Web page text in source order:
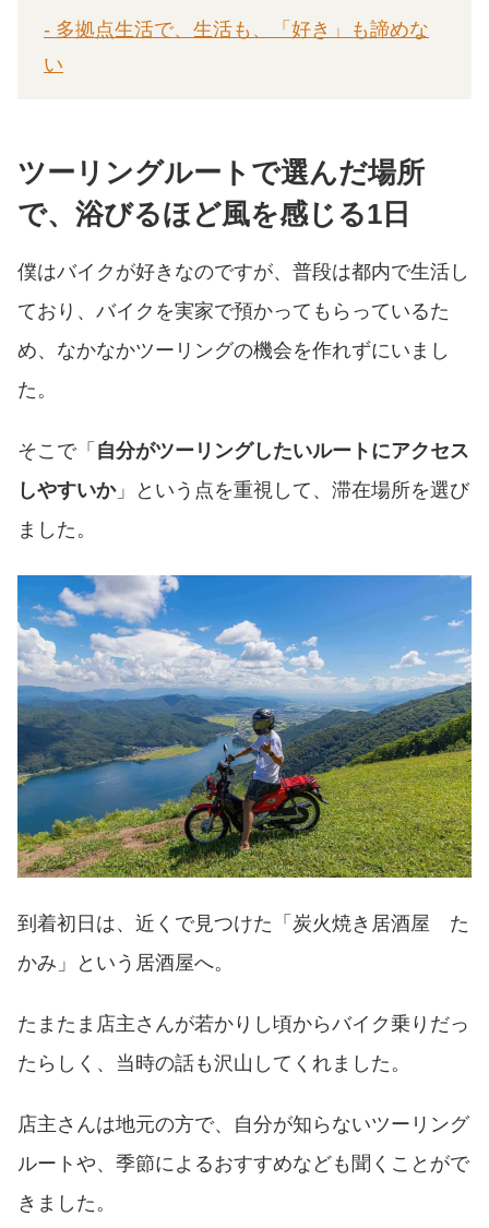
- 多拠点生活で、生活も、「好き」も諦めな
い
ツーリングルートで選んだ場所
で、浴びるほど風を感じる1日
僕はバイクが好きなのですが、普段は都内で生活し
ており、バイクを実家で預かってもらっているた
め、なかなかツーリングの機会を作れずにいまし
た。
そこで「 自分がツーリングしたいルートにアクセス
しやすいか」という点を重視して、滞在場所を選び
ました。
到着初日は、近くで見つけた「炭火焼き居酒屋 た
かみ」という居酒屋へ。
たまたま店主さんが若かりし頃からバイク乗りだっ
たらしく、当時の話も沢山してくれました。
店主さんは地元の方で、自分が知らないツーリング
ルートや、季節によるおすすめなども聞くことがで
きました。